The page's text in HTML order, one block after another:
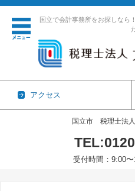
国立で会計事務所をお探しなら
アクセス
国立市 税理士法
受付時間：9:00〜